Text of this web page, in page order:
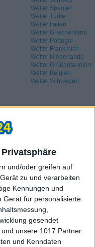
und/oder greifen auf
zu und verarbeiten
Kennungen und
Gerät für personalisierte
gesendet
unsere 1017 Partner
und Kenndaten
Wetter Spanien
Wetter Türkei
Wetter Italien
Wetter Griechenland
Wetter Portugal
Wetter Frankreich
Wetter Niederlande
Wetter Großbritannien
Wetter Belgien
Wetter Schweden